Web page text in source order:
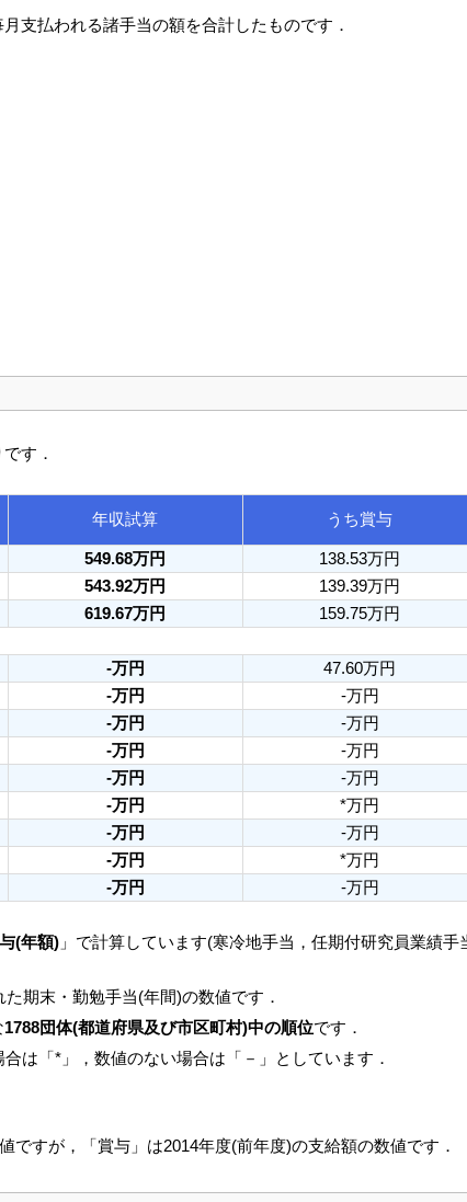
支払われる諸手当の額を合計したものです．
す．
年収試算 うち賞与
549.68万円 138.53万円
543.92万円 139.39万円
619.67万円 159.75万円
-万円 47.60万円
-万円 -万円
-万円 -万円
-万円 -万円
-万円 -万円
-万円 *万円
-万円 -万円
-万円 *万円
-万円 -万円
(年額) 」で計算しています(寒冷地手当，任期付研究員業績
た期末・勤勉手当(年間)の数値です．
1788団体(都道府県及び市区町村)中の順位です．
は「*」，数値のない場合は「－」としています．
ですが，「賞与」は2014年度(前年度)の支給額の数値です．